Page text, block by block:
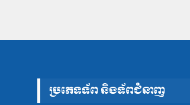
ប្រភេទទ័ព និងទ័ពជំនាញ